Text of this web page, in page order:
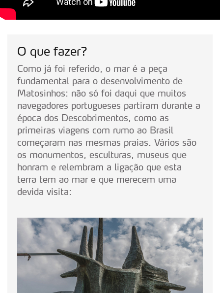
O que fazer?
Como já foi referido, o mar é a peça
fundamental para o desenvolvimento de
Matosinhos: não só foi daqui que muitos
navegadores portugueses partiram durante a
época dos Descobrimentos, como as
primeiras viagens com rumo ao Brasil
começaram nas mesmas praias. Vários são
os monumentos, esculturas, museus que
honram e relembram a ligação que esta
terra tem ao mar e que merecem uma
devida visita: